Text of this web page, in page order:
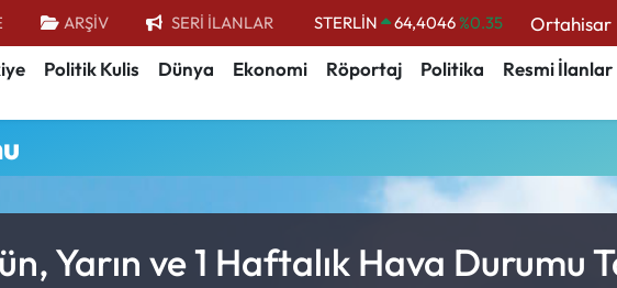
ARŞİV SERİ İLANLAR STERLİN 64,4046%0.35
GRAM ALTIN
6618.49%2.12
DOLAR
47,7106%0.17
EURO
55,1652%0.27
Ortahisar
Politik Kulis Dünya Ekonomi Röportaj Politika
Resmi İlanlar
Yarın ve 1 Haftalık Hava Durumu